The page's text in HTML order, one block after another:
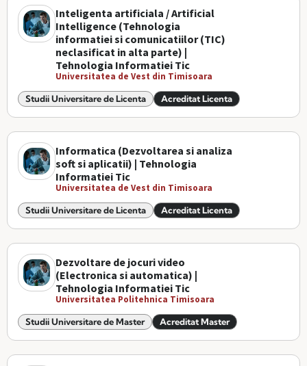
Inteligenta artificiala / Artificial
Intelligence (Tehnologia
informatiei si comunicatiilor (TIC)
neclasificat in alta parte) |
Tehnologia Informatiei Tic
Universitatea de Vest din Timisoara
Studii Universitare de Licenta Acreditat Licenta
Informatica (Dezvoltarea si analiza
soft si aplicatii) | Tehnologia
Informatiei Tic
Universitatea de Vest din Timisoara
Studii Universitare de Licenta Acreditat Licenta
Dezvoltare de jocuri video
(Electronica si automatica) |
Tehnologia Informatiei Tic
Universitatea Politehnica Timisoara
Studii Universitare de Master Acreditat Master